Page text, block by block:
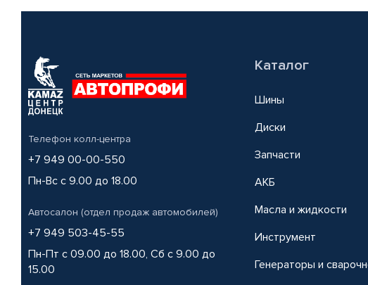
Телефон колл-центра
+7 949 00-00-550
Пн-Вс с 9.00 до 18.00
Автосалон (отдел продаж автомобилей)
+7 949 503-45-55
Пн-Пт с 09.00 до 18.00, Сб с 9.00 до
15.00
Каталог
Шины
Диски
Запчасти
АКБ
Масла и жидкости
Инструмент
Генераторы и